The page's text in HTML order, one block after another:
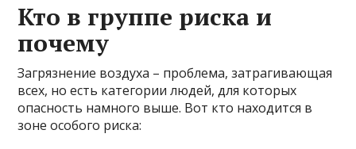
Кто в группе риска и
почему
Загрязнение воздуха – проблема, затрагивающая
всех, но есть категории людей, для которых
опасность намного выше. Вот кто находится в
зоне особого риска: